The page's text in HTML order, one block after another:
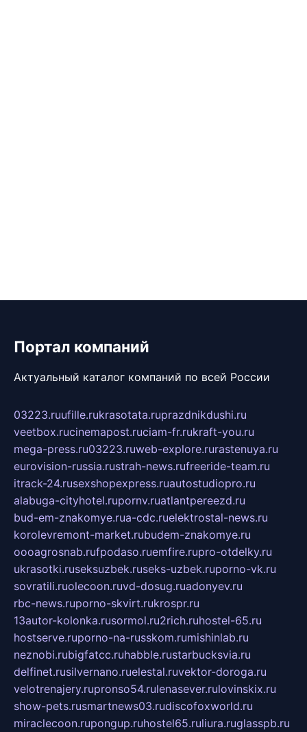
Портал компаний
Актуальный каталог компаний по всей России
03223.ruufille.rukrasotata.ruprazdnikdushi.ru
veetbox.rucinemapost.ruciam-fr.rukraft-you.ru
mega-press.ru03223.ruweb-explore.rurastenuya.ru
eurovision-russia.rustrah-news.rufreeride-team.ru
itrack-24.rusexshopexpress.ruautostudiopro.ru
alabuga-cityhotel.rupornv.ruatlantpereezd.ru
bud-em-znakomye.rua-cdc.ruelektrostal-news.ru
korolevremont-market.rubudem-znakomye.ru
oooagrosnab.rufpodaso.ruemfire.rupro-otdelky.ru
ukrasotki.ruseksuzbek.ruseks-uzbek.ruporno-vk.ru
sovratili.ruolecoon.ruvd-dosug.ruadonyev.ru
rbc-news.ruporno-skvirt.rukrospr.ru
13autor-kolonka.rusormol.ru2rich.ruhostel-65.ru
hostserve.ruporno-na-russkom.rumishinlab.ru
neznobi.rubigfatcc.ruhabble.rustarbucksvia.ru
delfinet.rusilvernano.ruelestal.ruvektor-doroga.ru
velotrenajery.rupronso54.rulenasever.rulovinskix.ru
show-pets.rusmartnews03.rudiscofoxworld.ru
miraclecoon.rupongup.ruhostel65.ruliura.ruglasspb.ru